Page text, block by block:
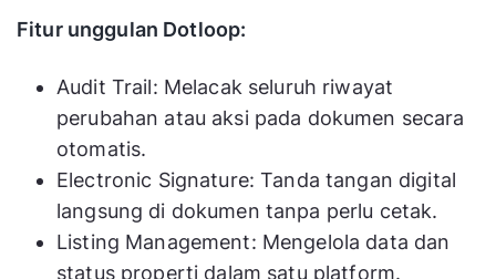
Fitur unggulan Dotloop:
Audit Trail: Melacak seluruh riwayat
perubahan atau aksi pada dokumen secara
otomatis.
Electronic Signature: Tanda tangan digital
langsung di dokumen tanpa perlu cetak.
Listing Management: Mengelola data dan
status properti dalam satu platform.